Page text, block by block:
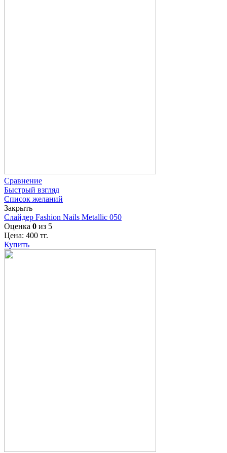
Сравнение
Быстрый взгляд
Список желаний
Закрыть
Слайдер Fashion Nails Metallic 050
Оценка 0 из 5
Цена: 400 тг.
Купить